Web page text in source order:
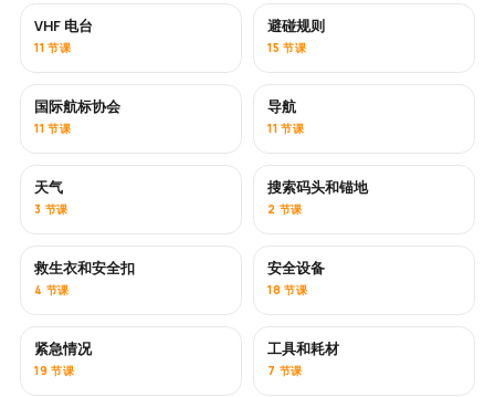
VHF 电台
11 节课
避碰规则
15 节课
国际航标协会
11 节课
导航
11 节课
天气
3 节课
搜索码头和锚地
2 节课
救生衣和安全扣
4 节课
安全设备
18 节课
紧急情况
19 节课
工具和耗材
7 节课